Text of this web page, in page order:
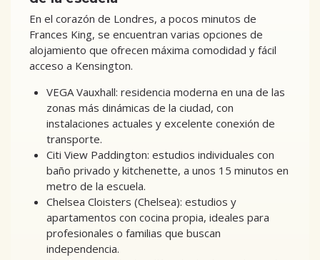
En el corazón de Londres, a pocos minutos de
Frances King, se encuentran varias opciones de
alojamiento que ofrecen máxima comodidad y fácil
acceso a Kensington.
VEGA Vauxhall: residencia moderna en una de las
zonas más dinámicas de la ciudad, con
instalaciones actuales y excelente conexión de
transporte.
Citi View Paddington: estudios individuales con
baño privado y kitchenette, a unos 15 minutos en
metro de la escuela.
Chelsea Cloisters (Chelsea): estudios y
apartamentos con cocina propia, ideales para
profesionales o familias que buscan
independencia.